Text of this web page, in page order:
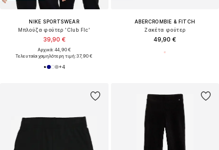
NIKE SPORTSWEAR
Μπλούζα φούτερ 'Club Flc'
39,90 €
Αρχικά: 44,90 €
Τελευταία χαμηλότερη τιμή:37,90 €
+4
ABERCROMBIE & FITCH
Ζακέτα φούτερ
49,90 €